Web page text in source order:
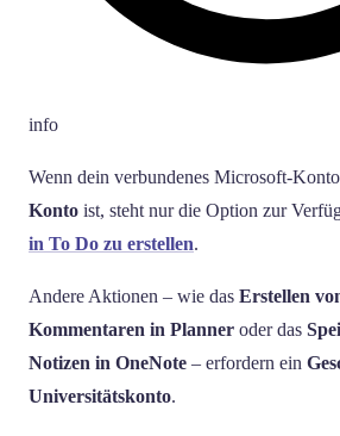
info
Wenn dein verbundenes Microsoft-
Konto ist, steht nur die Option zur
in To Do zu erstellen.
Andere Aktionen – wie das Erstellen
Kommentaren in Planner oder das
Notizen in OneNote – erfordern ein
Universitätskonto.